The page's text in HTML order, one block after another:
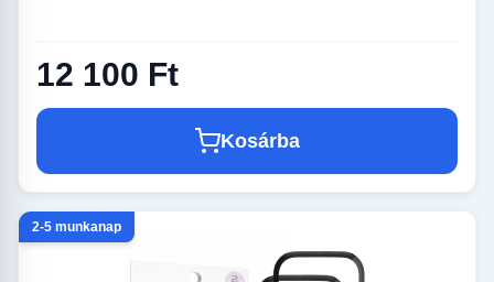
12 100 Ft
Kosárba
2-5 munkanap